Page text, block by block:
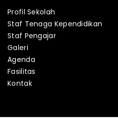
Profil Sekolah
Staf Tenaga Kependidikan
Staf Pengajar
Galeri
Agenda
Fasilitas
Kontak